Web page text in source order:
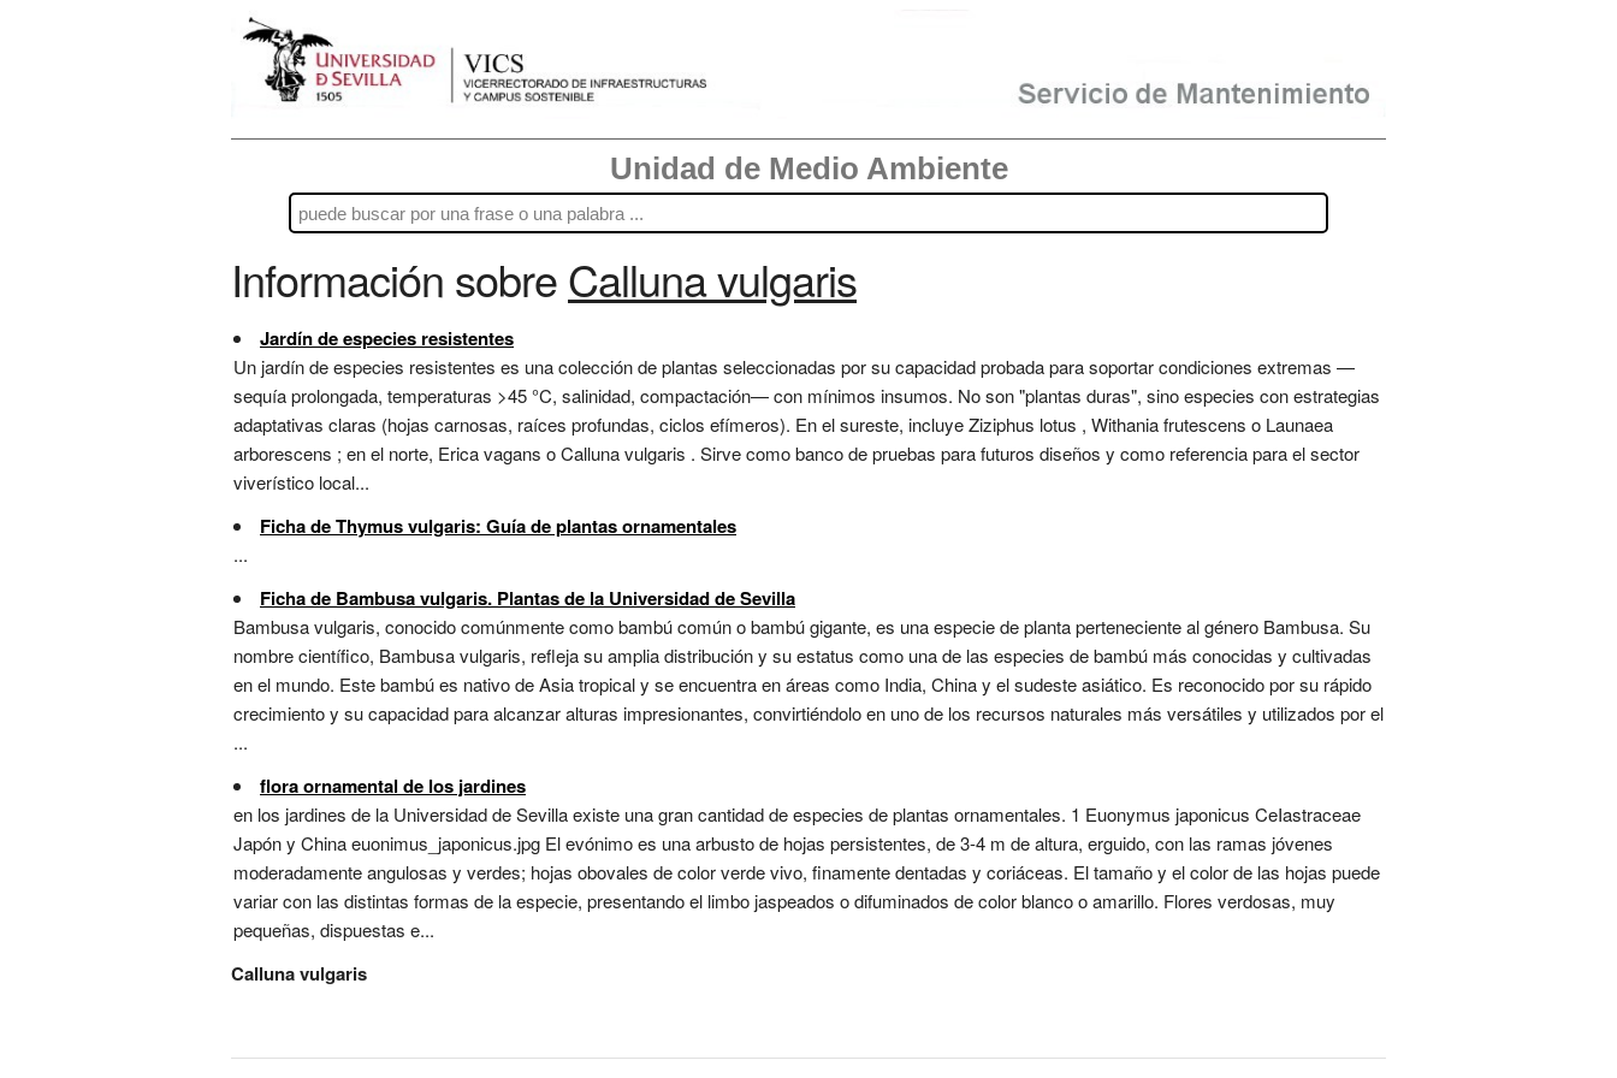
Unidad de Medio Ambiente
Información sobreCalluna vulgaris
Jardín de especies resistentes
Un jardín de especies resistentes es una colección de plantas seleccionadas por su capacidad probada para soportar condiciones extremas —
sequía prolongada, temperaturas >45 °C, salinidad, compactación— con mínimos insumos. No son "plantas duras", sino especies con estrategias
adaptativas claras (hojas carnosas, raíces profundas, ciclos efímeros). En el sureste, incluye Ziziphus lotus , Withania frutescens o Launaea
arborescens ; en el norte, Erica vagans o Calluna vulgaris . Sirve como banco de pruebas para futuros diseños y como referencia para el sector
viverístico local...
Ficha de Thymus vulgaris: Guía de plantas ornamentales
...
Ficha de Bambusa vulgaris. Plantas de la Universidad de Sevilla
Bambusa vulgaris, conocido comúnmente como bambú común o bambú gigante, es una especie de planta perteneciente al género Bambusa. Su
nombre científico, Bambusa vulgaris, refleja su amplia distribución y su estatus como una de las especies de bambú más conocidas y cultivadas
en el mundo. Este bambú es nativo de Asia tropical y se encuentra en áreas como India, China y el sudeste asiático. Es reconocido por su rápido
crecimiento y su capacidad para alcanzar alturas impresionantes, convirtiéndolo en uno de los recursos naturales más versátiles y utilizados por el
...
flora ornamental de los jardines
en los jardines de la Universidad de Sevilla existe una gran cantidad de especies de plantas ornamentales. 1 Euonymus japonicus CeIastraceae
Japón y China euonimus_japonicus.jpg El evónimo es una arbusto de hojas persistentes, de 3-4 m de altura, erguido, con las ramas jóvenes
moderadamente angulosas y verdes; hojas obovales de color verde vivo, finamente dentadas y coriáceas. El tamaño y el color de las hojas puede
variar con las distintas formas de la especie, presentando el limbo jaspeados o difuminados de color blanco o amarillo. Flores verdosas, muy
pequeñas, dispuestas e...
Calluna vulgaris